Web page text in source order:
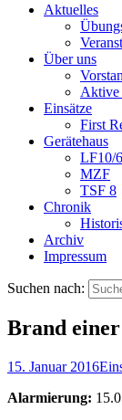
Aktuelles
Über uns
Aktive
Einsätze
First
Gerätehaus
LF10/6
MZF
TSF 8
Chronik
Archiv
Impressum
Suchen nach:
Brand
15. Januar 2016
Alarmierung: